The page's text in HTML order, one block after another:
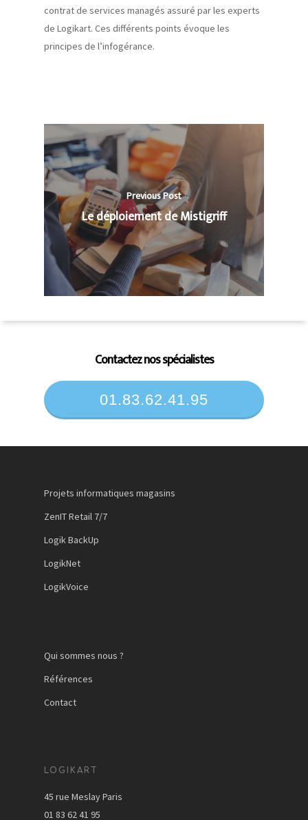
contrat de services managés assuré par les experts
de Logikart. Ces différents points évoque les
principes de l’infogérance.
Previous Post
Le déploiement de Mistigriff
Contactez nos spécialistes
01.83.62.41.95
Projets informatiques magasins
ZenIT Retail 7/7
Logik BackUp
LogikNet
LogikVoice
Qui sommes nous ?
Références
Contact
LOGIKART
45 rue Meslay Paris
01 83 62 41 95